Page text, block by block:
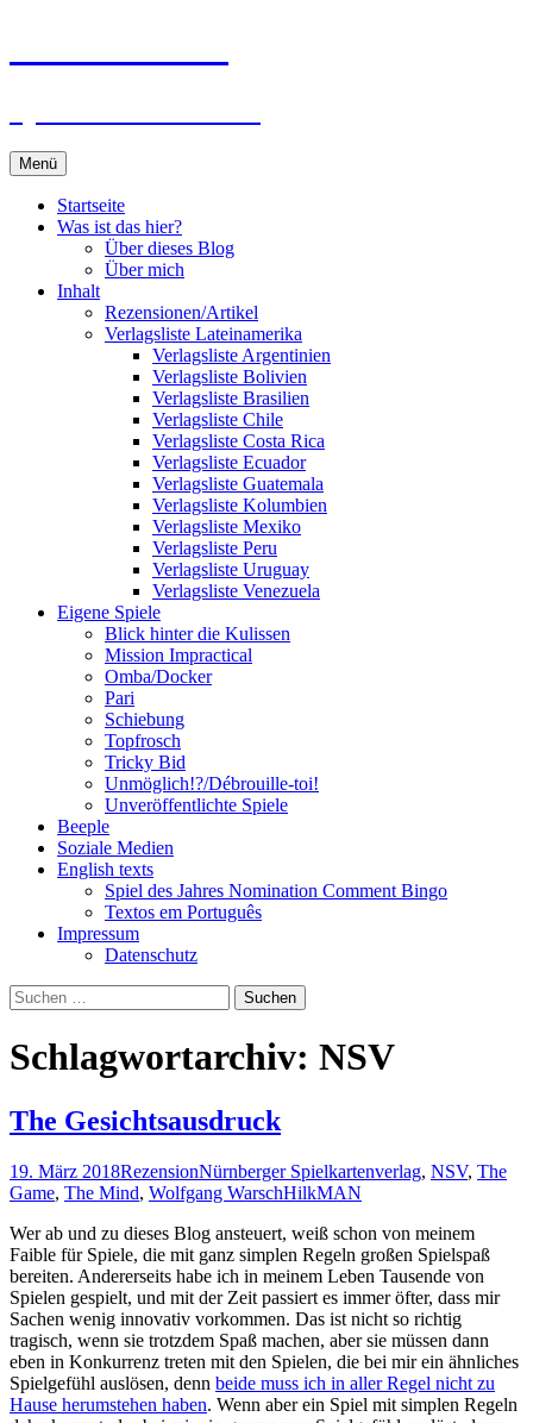
Menü
Startseite
Was ist das hier?
Über dieses Blog
Über mich
Inhalt
Rezensionen/Artikel
Verlagsliste Lateinamerika
Verlagsliste Argentinien
Verlagsliste Bolivien
Verlagsliste Brasilien
Verlagsliste Chile
Verlagsliste Costa Rica
Verlagsliste Ecuador
Verlagsliste Guatemala
Verlagsliste Kolumbien
Verlagsliste Mexiko
Verlagsliste Peru
Verlagsliste Uruguay
Verlagsliste Venezuela
Eigene Spiele
Blick hinter die Kulissen
Mission Impractical
Omba/Docker
Pari
Schiebung
Topfrosch
Tricky Bid
Unmöglich!?/Débrouille-toi!
Unveröffentlichte Spiele
Beeple
Soziale Medien
English texts
Spiel des Jahres Nomination Comment Bingo
Textos em Português
Impressum
Datenschutz
Suchen
nach:
Schlagwortarchiv: NSV
The Gesichtsausdruck
19. März 2018RezensionNürnberger Spielkartenverlag, NSV, The
Game, The Mind, Wolfgang WarschHilkMAN
Wer ab und zu dieses Blog ansteuert, weiß schon von meinem
Faible für Spiele, die mit ganz simplen Regeln großen Spielspaß
bereiten. Andererseits habe ich in meinem Leben Tausende von
Spielen gespielt, und mit der Zeit passiert es immer öfter, dass mir
Sachen wenig innovativ vorkommen. Das ist nicht so richtig
tragisch, wenn sie trotzdem Spaß machen, aber sie müssen dann
eben in Konkurrenz treten mit den Spielen, die bei mir ein ähnliches
Spielgefühl auslösen, denn beide muss ich in aller Regel nicht zu
Hause herumstehen haben. Wenn aber ein Spiel mit simplen Regeln